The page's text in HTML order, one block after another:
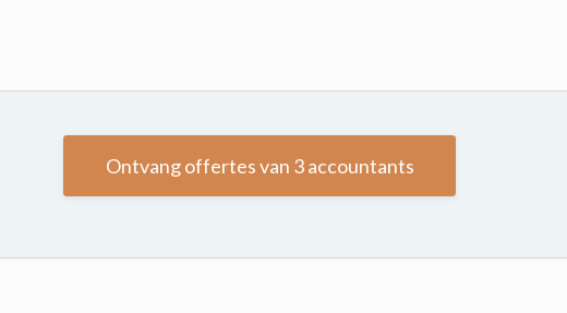
Ontvang offertes van 3 accountants